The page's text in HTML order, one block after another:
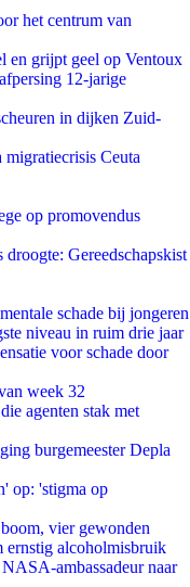
het centrum van
en grijpt geel op Ventoux
12-jarige
in dijken Zuid-
Ceuta
op promovendus
droogte: Gereedschapskist
schade bij jongeren
niveau in ruim drie jaar
voor schade door
week 32
agenten stak met
burgemeester Depla
op: 'stigma op
vier gewonden
ernstig alcoholmisbruik
ambassadeur naar